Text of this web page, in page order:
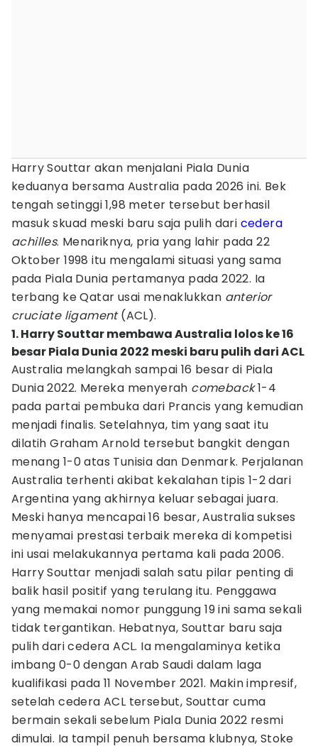
Harry Souttar akan menjalani Piala Dunia
keduanya bersama Australia pada 2026 ini. Bek
tengah setinggi 1,98 meter tersebut berhasil
masuk skuad meski baru saja pulih dari cedera
achilles. Menariknya, pria yang lahir pada 22
Oktober 1998 itu mengalami situasi yang sama
pada Piala Dunia pertamanya pada 2022. Ia
terbang ke Qatar usai menaklukkan anterior
cruciate ligament(ACL).
1. Harry Souttar membawa Australia lolos ke 16
besar Piala Dunia 2022 meski baru pulih dari ACL
Australia melangkah sampai 16 besar di Piala
Dunia 2022. Mereka menyerah comeback1-4
pada partai pembuka dari Prancis yang kemudian
menjadi finalis. Setelahnya, tim yang saat itu
dilatih Graham Arnold tersebut bangkit dengan
menang 1-0 atas Tunisia dan Denmark. Perjalanan
Australia terhenti akibat kekalahan tipis 1-2 dari
Argentina yang akhirnya keluar sebagai juara.
Meski hanya mencapai 16 besar, Australia sukses
menyamai prestasi terbaik mereka di kompetisi
ini usai melakukannya pertama kali pada 2006.
Harry Souttar menjadi salah satu pilar penting di
balik hasil positif yang terulang itu. Penggawa
yang memakai nomor punggung 19 ini sama sekali
tidak tergantikan. Hebatnya, Souttar baru saja
pulih dari cedera ACL. Ia mengalaminya ketika
imbang 0-0 dengan Arab Saudi dalam laga
kualifikasi pada 11 November 2021. Makin impresif,
setelah cedera ACL tersebut, Souttar cuma
bermain sekali sebelum Piala Dunia 2022 resmi
dimulai. Ia tampil penuh bersama klubnya, Stoke